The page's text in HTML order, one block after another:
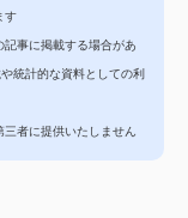
す
事に掲載する場合があ
統計的な資料としての利
者に提供いたしません